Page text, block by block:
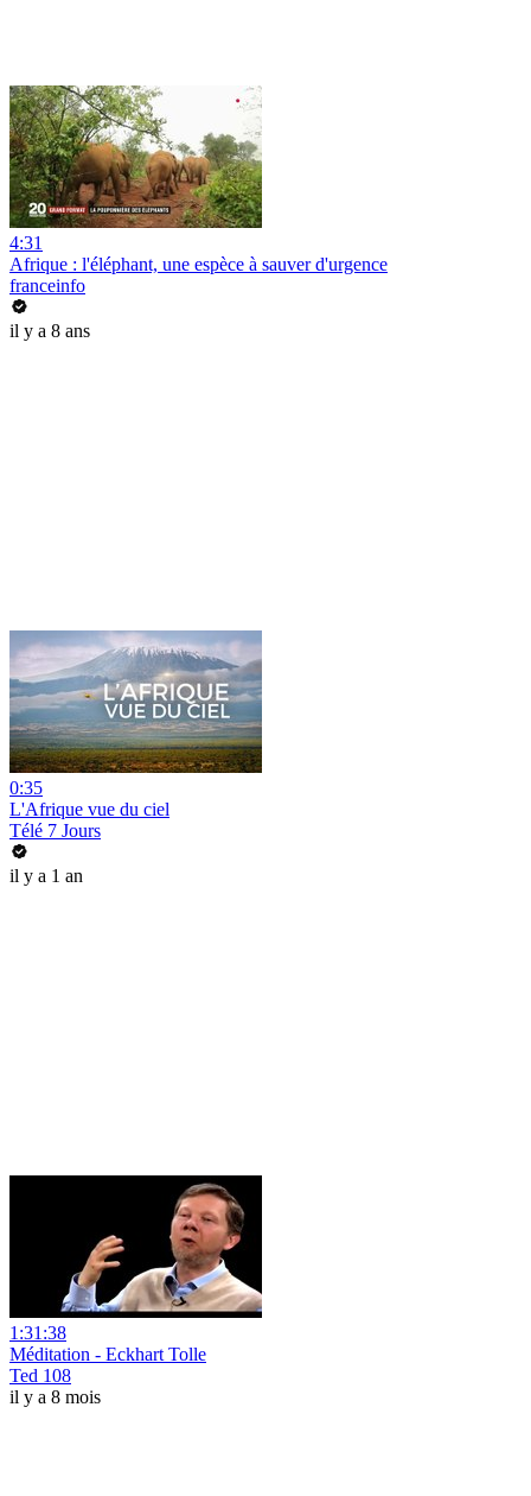
4:31
Afrique : l'éléphant, une espèce à sauver d'urgence
franceinfo
il y a 8 ans
0:35
L'Afrique vue du ciel
Télé 7 Jours
il y a 1 an
1:31:38
Méditation - Eckhart Tolle
Ted 108
il y a 8 mois